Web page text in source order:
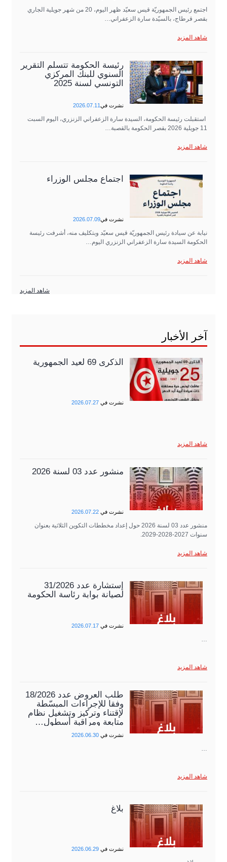
اجتمع رئيس الجمهوريّة قيس سعيّد ظهر اليوم، 20 من شهر جويلية الجاري
بقصر قرطاج، بالسيّدة سارة الزعفراني…
شاهد المزيد
رئيسة الحكومة تتسلّم التقرير
السنوي للبنك المركزي
التونسي لسنة 2025
نشرت في2026.07.11
استقبلت رئيسة الحكومة، السيدة سارة الزعفراني الزنزري، اليوم السبت
11 جويلية 2026 بقصر الحكومة بالقصبة…
شاهد المزيد
اجتماع مجلس الوزراء
نشرت في2026.07.09
نيابة عن سيادة رئيس الجمهوريّة قيس سعيّد وبتكليف منه، أشرفت رئيسة
الحكومة السيدة سارة الزعفراني الزنزري اليوم…
شاهد المزيد
شاهد المزيد
آخر الأخبار
الذكرى 69 لعيد الجمهورية
نشرت في 2026.07.27
شاهد المزيد
منشور عدد 03 لسنة 2026
نشرت في 2026.07.22
منشور عدد 03 لسنة 2026 حول إعداد مخططات التكوين الثلاثية بعنوان
سنوات 2027-2028-2029.
شاهد المزيد
إستشارة عدد 31/2026
لصيانة بوابة رئاسة الحكومة
نشرت في 2026.07.17
…
شاهد المزيد
طلب العروض عدد 18/2026
وفقا للإجراءات المبسّطة
لإقتناء وتركيز وتشغيل نظام
متابعة ومراقبة أسطول…
نشرت في 2026.06.30
…
شاهد المزيد
بلاغ
نشرت في 2026.06.29